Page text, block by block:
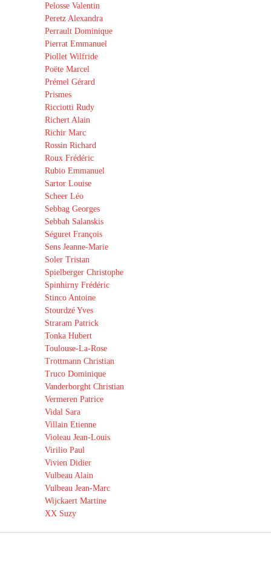
Pelosse Valentin
Peretz Alexandra
Perrault Dominique
Pierrat Emmanuel
Piollet Wilfride
Poëte Marcel
Prémel Gérard
Prismes
Ricciotti Rudy
Richert Alain
Richir Marc
Rossin Richard
Roux Frédéric
Rubio Emmanuel
Sartor Louise
Scheer Léo
Sebbag Georges
Sebbah Salanskis
Séguret François
Sens Jeanne-Marie
Soler Tristan
Spielberger Christophe
Spinhirny Frédéric
Stinco Antoine
Stourdzé Yves
Straram Patrick
Tonka Hubert
Toulouse-La-Rose
Trottmann Christian
Truco Dominique
Vanderborght Christian
Vermeren Patrice
Vidal Sara
Villain Etienne
Violeau Jean-Louis
Virilio Paul
Vivien Didier
Vulbeau Alain
Vulbeau Jean-Marc
Wijckaert Martine
XX Suzy